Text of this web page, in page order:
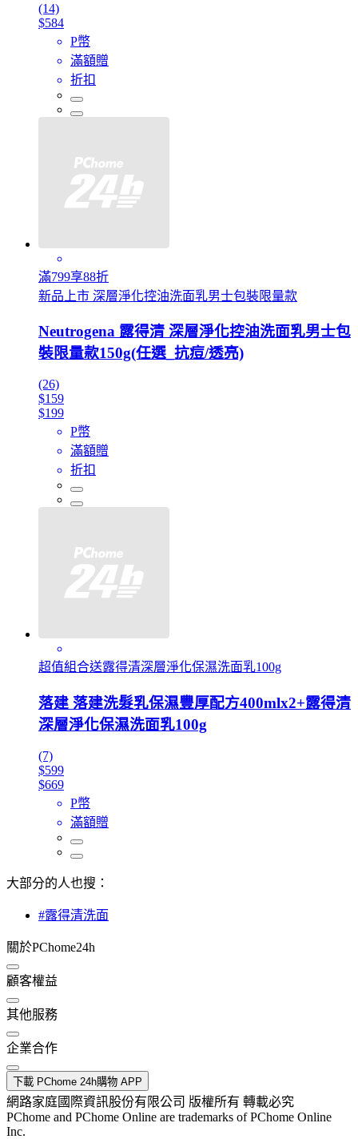
(14)
$584
P幣
滿額贈
折扣
滿799享88折
新品上市 深層淨化控油洗面乳男士包裝限量款
Neutrogena 露得清 深層淨化控油洗面乳男士包
裝限量款150g(任選_抗痘/透亮)
(26)
$159
$199
P幣
滿額贈
折扣
超值組合送露得清深層淨化保濕洗面乳100g
落建 落建洗髮乳保濕豐厚配方400mlx2+露得清
深層淨化保濕洗面乳100g
(7)
$599
$669
P幣
滿額贈
大部分的人也搜：
#露得清洗面
關於PChome24h
顧客權益
其他服務
企業合作
下載 PChome 24h購物 APP
網路家庭國際資訊股份有限公司 版權所有 轉載必究
PChome and PChome Online are trademarks of PChome Online
Inc.